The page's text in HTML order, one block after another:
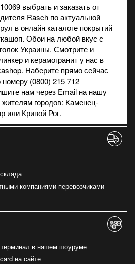
выбрать и заказать от
Rasch по актуальной
в онлайн каталоге покрытий
Обои на любой вкус с
Украины. Смотрите и
и керамограниту нас в
Наберите прямо сейчас
(0800) 215 712
нам через Email на нашу
городов: Каменец-
или Кривой Рог.
компаниями перевозчиками
в нашем шоуруме
на сайте